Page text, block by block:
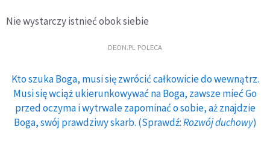
Nie wystarczy istnieć obok siebie
DEON.PL POLECA
Kto szuka Boga, musi się zwrócić całkowicie do wewnątrz.
Musi się wciąż ukierunkowywać na Boga, zawsze mieć Go
przed oczyma i wytrwale zapominać o sobie, aż znajdzie
Boga, swój prawdziwy skarb. (Sprawdź:Rozwój duchowy)